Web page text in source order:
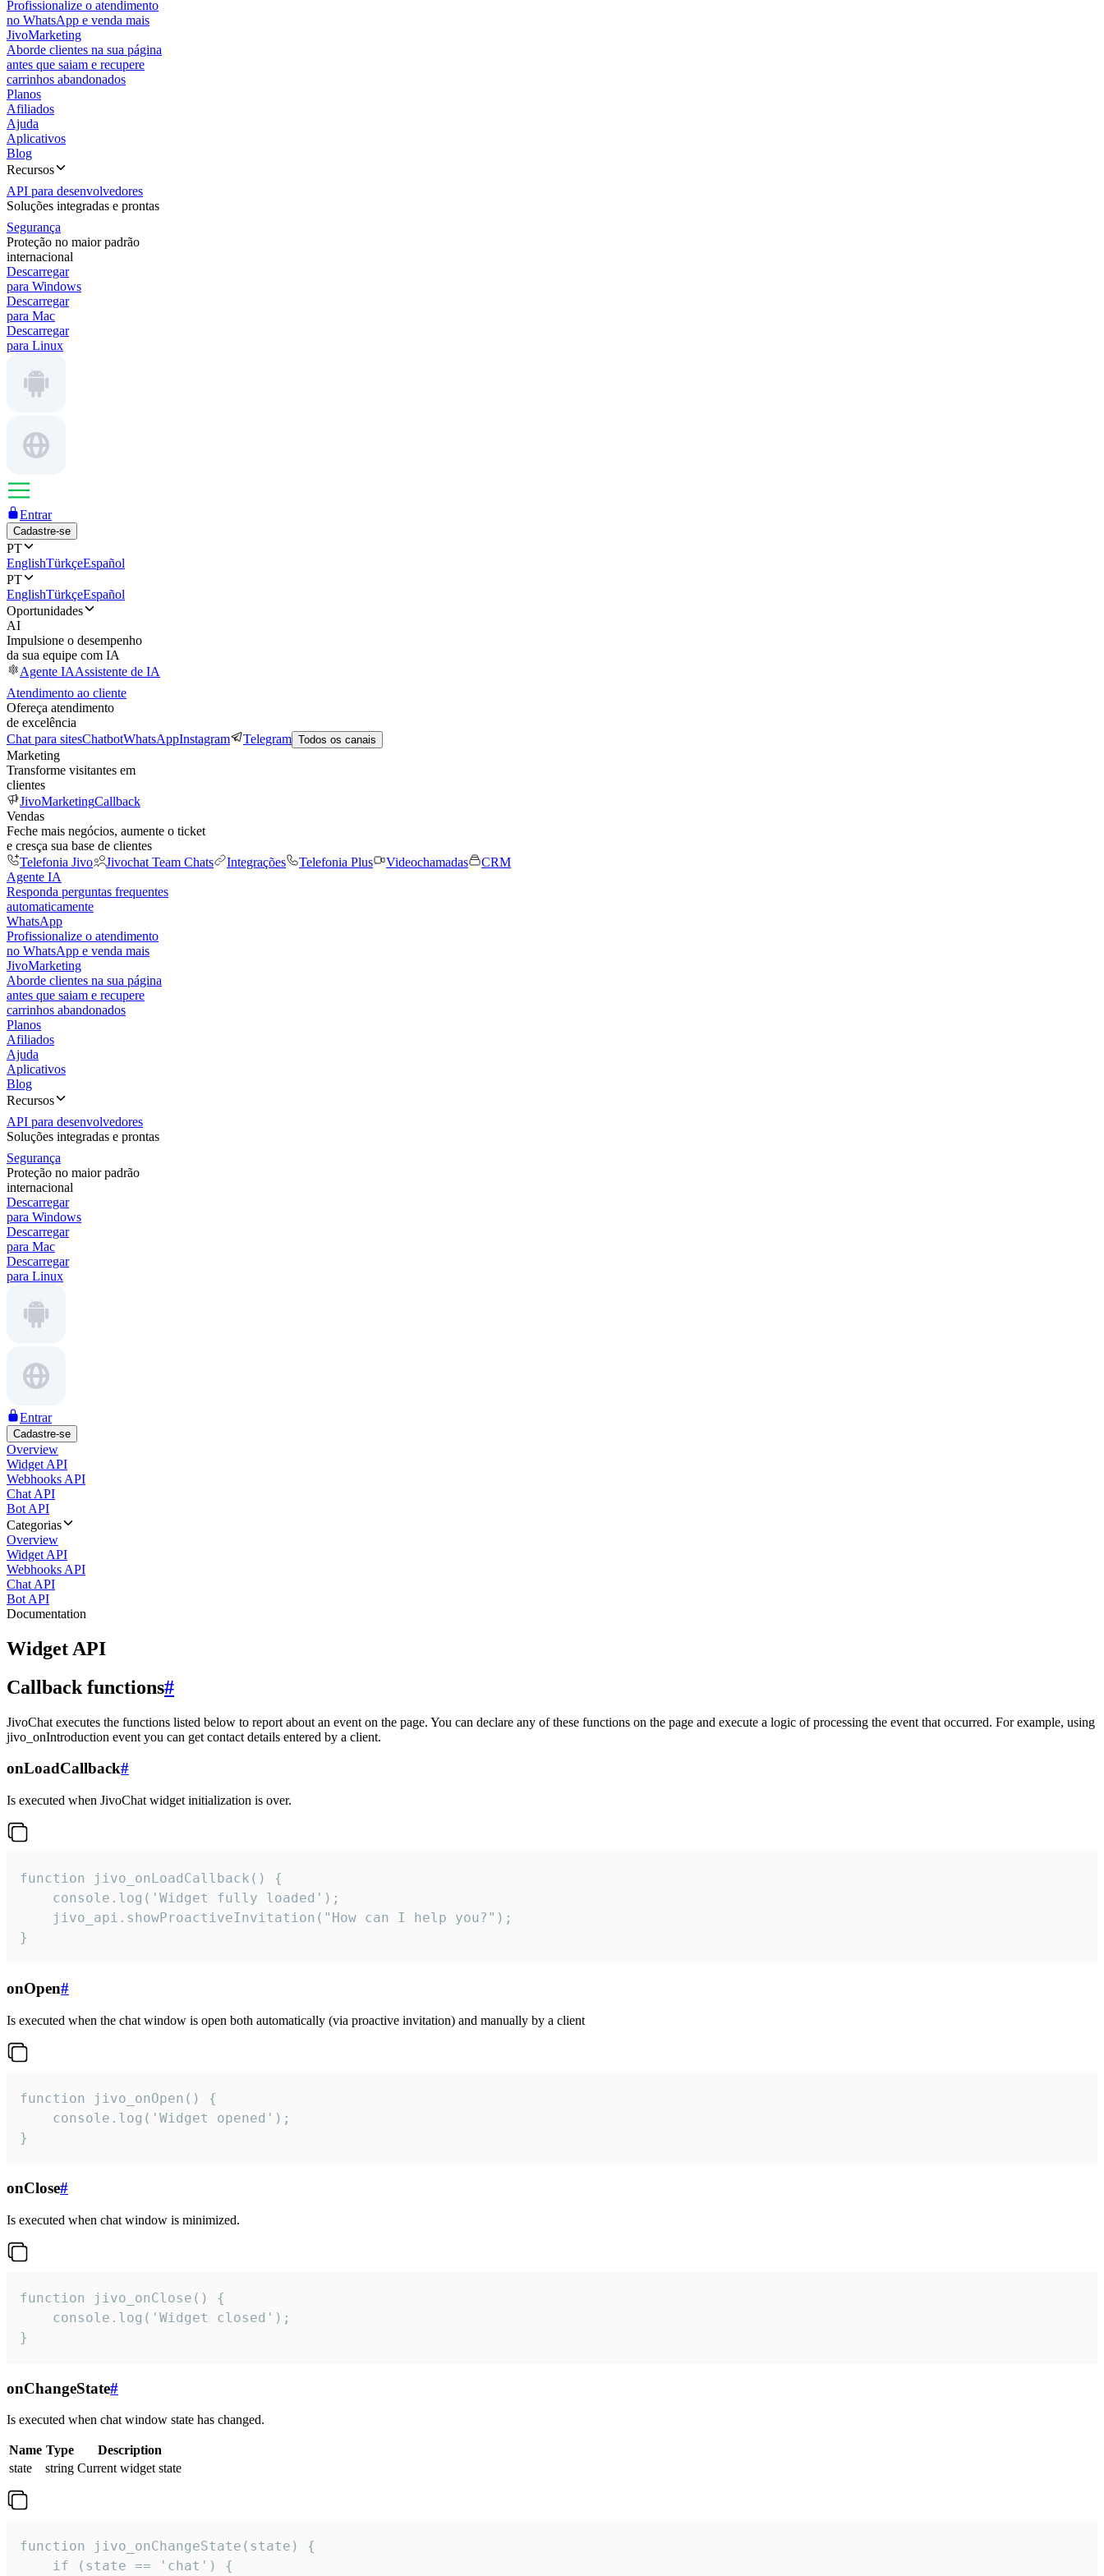
Profissionalize o atendimento
no WhatsApp e venda mais
JivoMarketing
Aborde clientes na sua página
antes que saiam e recupere
carrinhos abandonados
Planos
Afiliados
Ajuda
Aplicativos
Blog
Recursos
API para desenvolvedores
Soluções integradas e prontas
Segurança
Proteção no maior padrão
internacional
Descarregar
para Windows
Descarregar
para Mac
Descarregar
para Linux
Entrar
Cadastre-se
PT
EnglishTürkçeEspañol
PT
EnglishTürkçeEspañol
Oportunidades
AI
Impulsione o desempenho
da sua equipe com IA
Agente IAAssistente de IA
Atendimento ao cliente
Ofereça atendimento
de excelência
Chat para sitesChatbotWhatsAppInstagram Telegram Todos os canais
Marketing
Transforme visitantes em
clientes
JivoMarketingCallback
Vendas
Feche mais negócios, aumente o ticket
e cresça sua base de clientes
Telefonia Jivo
Jivochat Team Chats Integrações Telefonia Plus Videochamadas
CRM
Agente IA
Responda perguntas frequentes
automaticamente
WhatsApp
Profissionalize o atendimento
no WhatsApp e venda mais
JivoMarketing
Aborde clientes na sua página
antes que saiam e recupere
carrinhos abandonados
Planos
Afiliados
Ajuda
Aplicativos
Blog
Recursos
API para desenvolvedores
Soluções integradas e prontas
Segurança
Proteção no maior padrão
internacional
Descarregar
para Windows
Descarregar
para Mac
Descarregar
para Linux
Entrar
Cadastre-se
Overview
Widget API
Webhooks API
Chat API
Bot API
Categorias
Overview
Widget API
Webhooks API
Chat API
Bot API
Documentation
Widget API
Callback functions#
JivoChat executes the functions listed below to report about an event on the page. You can declare any of these functions on the page and execute a logic of processing the event that occurred. For example, using
jivo_onIntroduction event you can get contact details entered by a client.
onLoadCallback#
Is executed when JivoChat widget initialization is over.
function jivo_onLoadCallback() {
    console.log('Widget fully loaded');
    jivo_api.showProactiveInvitation("How can I help you?");
}
onOpen#
Is executed when the chat window is open both automatically (via proactive invitation) and manually by a client
function jivo_onOpen() {
    console.log('Widget opened');
}
onClose#
Is executed when chat window is minimized.
function jivo_onClose() {
    console.log('Widget closed');
}
onChangeState#
Is executed when chat window state has changed.
Name Type
Description
state
string Current widget state
function jivo_onChangeState(state) {
    if (state == 'chat') {